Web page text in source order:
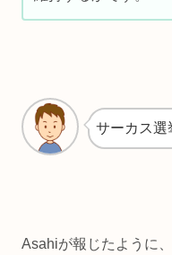
サーカス選
Asahiが報じたように